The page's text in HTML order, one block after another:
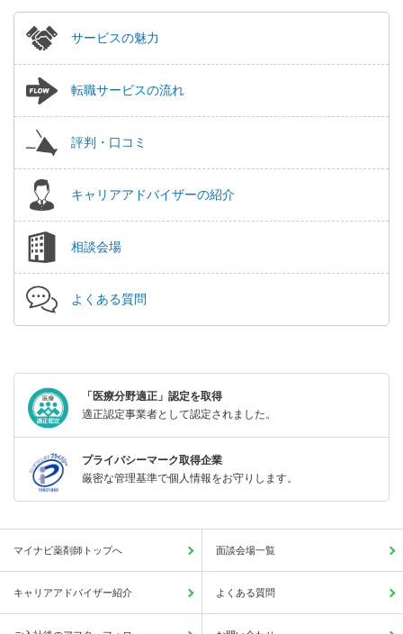
サービスの魅力
転職サービスの流れ
評判・口コミ
キャリアアドバイザーの紹介
相談会場
よくある質問
「医療分野適正」認定を取得
適正認定事業者として認定されました。
プライバシーマーク取得企業
厳密な管理基準で個人情報をお守りします。
マイナビ薬剤師トップへ 面談会場一覧
キャリアアドバイザー紹介 よくある質問